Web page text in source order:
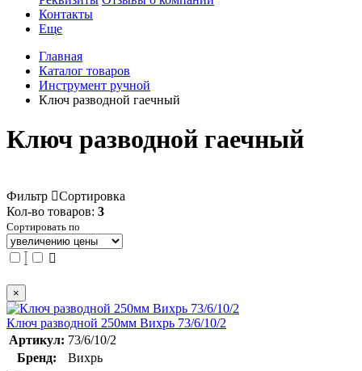
Контакты
Еще
Главная
Каталог товаров
Инструмент ручной
Ключ разводной гаечный
Ключ разводной гаечный
Фильтр
Сортировка
Кол-во товаров: 3
Сортировать по
×
Ключ разводной 250мм Вихрь 73/6/10/2
Артикул: 73/6/10/2
Бренд:
Вихрь